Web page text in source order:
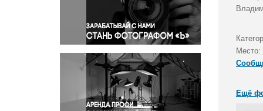
Правосудие
Происшествия и конфликты
Религия
Светская жизнь
Спорт
Экология
Экономика и бизнес
Место:
Ещё